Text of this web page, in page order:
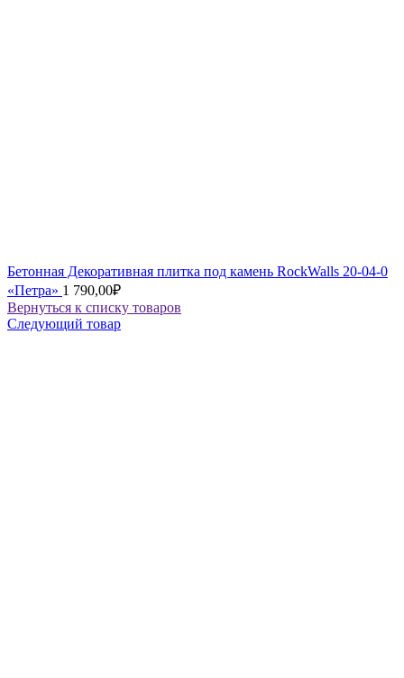
Бетонная Декоративная плитка под камень RockWalls 20-04-0
«Петра» 1 790,00₽
Вернуться к списку товаров
Следующий товар